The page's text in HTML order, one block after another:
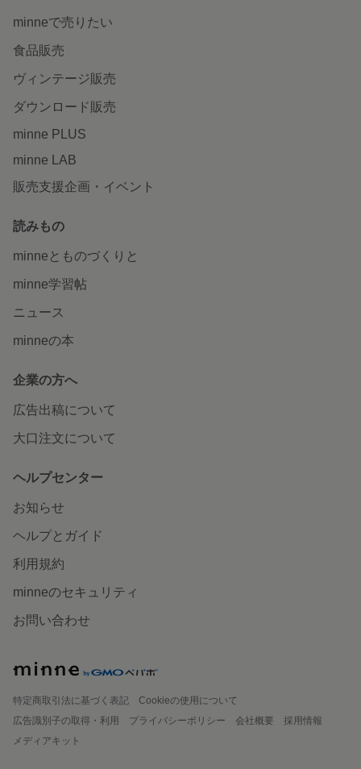
minneで売りたい
食品販売
ヴィンテージ販売
ダウンロード販売
minne PLUS
minne LAB
販売支援企画・イベント
読みもの
minneとものづくりと
minne学習帖
ニュース
minneの本
企業の方へ
広告出稿について
大口注文について
ヘルプセンター
お知らせ
ヘルプとガイド
利用規約
minneのセキュリティ
お問い合わせ
特定商取引法に基づく表記
Cookieの使用について
広告識別子の取得・利用
プライバシーポリシー 会社概要
採用情報
メディアキット